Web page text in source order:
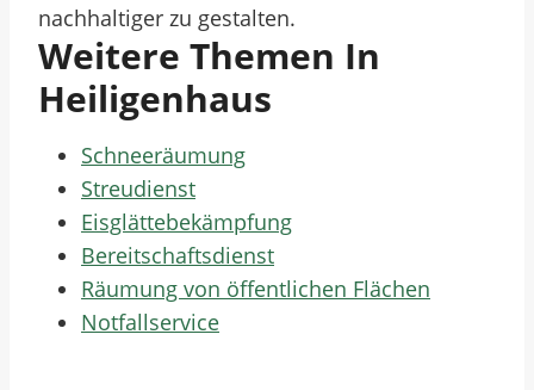
nachhaltiger zu gestalten.
Weitere Themen In
Heiligenhaus
Schneeräumung
Streudienst
Eisglättebekämpfung
Bereitschaftsdienst
Räumung von öffentlichen Flächen
Notfallservice